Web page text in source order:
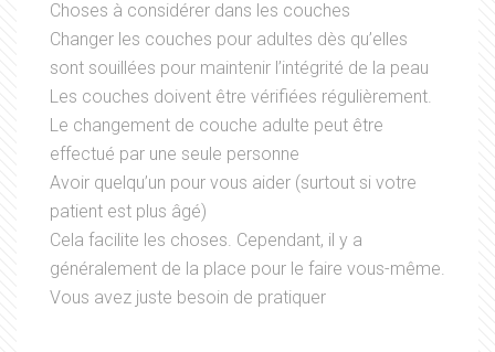
Choses à considérer dans les couches
Changer les couches pour adultes dès qu’elles
sont souillées pour maintenir l’intégrité de la peau
Les couches doivent être vérifiées régulièrement.
Le changement de couche adulte peut être
effectué par une seule personne
Avoir quelqu’un pour vous aider (surtout si votre
patient est plus âgé)
Cela facilite les choses. Cependant, il y a
généralement de la place pour le faire vous-même.
Vous avez juste besoin de pratiquer